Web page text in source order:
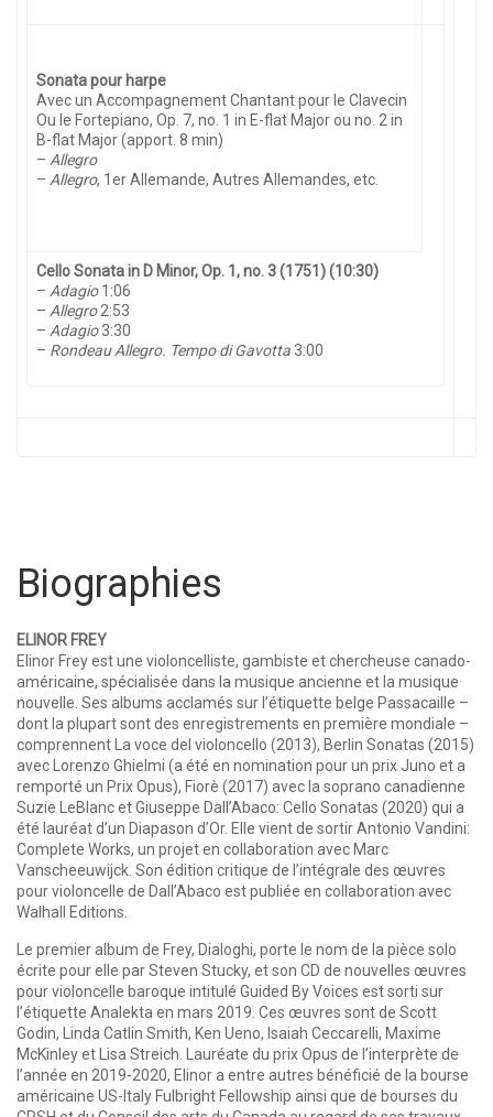
Sonata pour harpe
Avec un Accompagnement Chantant pour le Clavecin
Ou le Fortepiano, Op. 7, no. 1 in E-flat Major ou no. 2 in
B-flat Major (apport. 8 min)
– Allegro
– Allegro, 1er Allemande, Autres Allemandes, etc.
Cello Sonata in D Minor, Op. 1, no. 3 (1751) (10:30)
– Adagio1:06
– Allegro2:53
– Adagio3:30
– Rondeau Allegro. Tempo di Gavotta 3:00
Biographies
ELINOR FREY
Elinor Frey est une violoncelliste, gambiste et chercheuse canado-
américaine, spécialisée dans la musique ancienne et la musique
nouvelle. Ses albums acclamés sur l’étiquette belge Passacaille –
dont la plupart sont des enregistrements en première mondiale –
comprennent La voce del violoncello (2013), Berlin Sonatas (2015)
avec Lorenzo Ghielmi (a été en nomination pour un prix Juno et a
remporté un Prix Opus), Fiorè (2017) avec la soprano canadienne
Suzie LeBlanc et Giuseppe Dall’Abaco: Cello Sonatas (2020) qui a
été lauréat d’un Diapason d’Or. Elle vient de sortir Antonio Vandini:
Complete Works, un projet en collaboration avec Marc
Vanscheeuwijck. Son édition critique de l’intégrale des œuvres
pour violoncelle de Dall’Abaco est publiée en collaboration avec
Walhall Editions.
Le premier album de Frey, Dialoghi, porte le nom de la pièce solo
écrite pour elle par Steven Stucky, et son CD de nouvelles œuvres
pour violoncelle baroque intitulé Guided By Voices est sorti sur
l’étiquette Analekta en mars 2019. Ces œuvres sont de Scott
Godin, Linda Catlin Smith, Ken Ueno, Isaiah Ceccarelli, Maxime
McKinley et Lisa Streich. Lauréate du prix Opus de l’interprète de
l’année en 2019-2020, Elinor a entre autres bénéficié de la bourse
américaine US-Italy Fulbright Fellowship ainsi que de bourses du